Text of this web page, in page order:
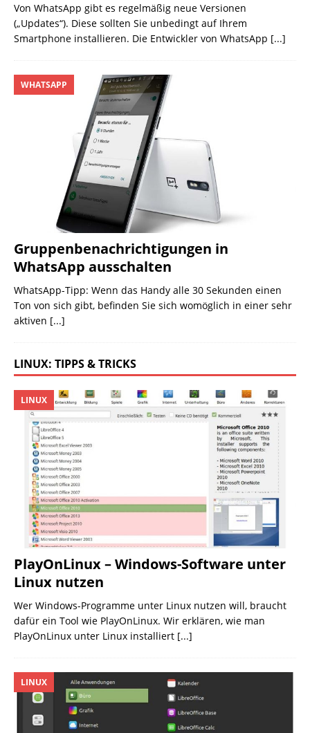
Von WhatsApp gibt es regelmäßig neue Versionen
(„Updates“). Diese sollten Sie unbedingt auf Ihrem
Smartphone installieren. Die Entwickler von WhatsApp [...]
Gruppenbenachrichtigungen in
WhatsApp ausschalten
WHATSAPP
WhatsApp-Tipp: Wenn das Handy alle 30 Sekunden einen
Ton von sich gibt, befinden Sie sich womöglich in einer sehr
aktiven [...]
LINUX: TIPPS & TRICKS
PlayOnLinux – Windows-Software unter
Linux nutzen
LINUX
Wer Windows-Programme unter Linux nutzen will, braucht
dafür ein Tool wie PlayOnLinux. Wir erklären, wie man
PlayOnLinux unter Linux installiert [...]
LINUX